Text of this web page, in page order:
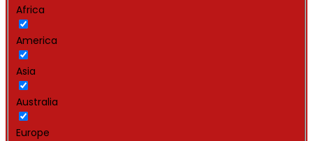
Africa
America
Asia
Australia
Europe